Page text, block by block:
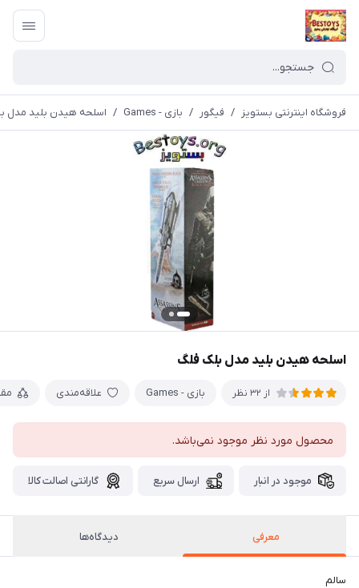
فروشگاه اینترنتی بستویز / فیگور / بازی - Games / اسلحه هیدن بلید مدل
اسلحه هیدن بلید مدل بلک فلگ
از 32 نظر بازی - Games علاقه‌مندی
محصول مورد نظر موجود نمی‌باشد.
موجود در انبار ارسال سریع گارانتی اصالت کالا
معرفی دیدگاه‌ها
سالم